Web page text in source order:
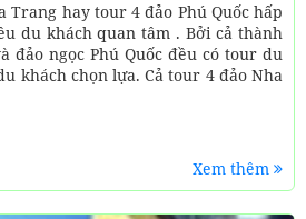
Trang hay tour 4 đảo Phú Quốc hấp
du khách quan tâm . Bởi cả thành
đảo ngọc Phú Quốc đều có tour du
khách chọn lựa. Cả tour 4 đảo Nha
Xem thêm